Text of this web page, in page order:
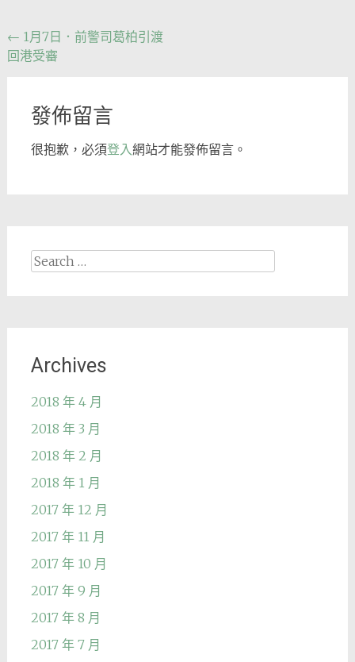
Post
navigation
← 1月7日．前警司葛柏引渡
回港受審
發佈留言
很抱歉，必須登入網站才能發佈留言。
Search
for:
Archives
2018 年 4 月
2018 年 3 月
2018 年 2 月
2018 年 1 月
2017 年 12 月
2017 年 11 月
2017 年 10 月
2017 年 9 月
2017 年 8 月
2017 年 7 月